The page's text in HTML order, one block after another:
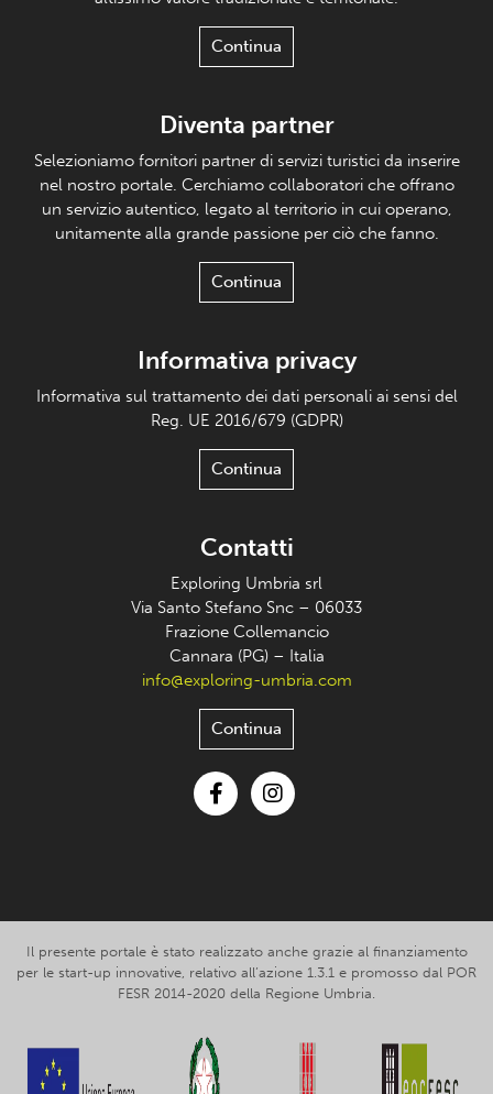
Continua
Diventa partner
Selezioniamo fornitori partner di servizi turistici da inserire
nel nostro portale. Cerchiamo collaboratori che offrano
un servizio autentico, legato al territorio in cui operano,
unitamente alla grande passione per ciò che fanno.
Continua
Informativa privacy
Informativa sul trattamento dei dati personali ai sensi del
Reg. UE 2016/679 (GDPR)
Continua
Contatti
Exploring Umbria srl
Via Santo Stefano Snc – 06033
Frazione Collemancio
Cannara (PG) – Italia
info@exploring-umbria.com
Continua
Il presente portale è stato realizzato anche grazie al finanziamento
per le start-up innovative, relativo all’azione 1.3.1 e promosso dal POR
FESR 2014-2020 della Regione Umbria.